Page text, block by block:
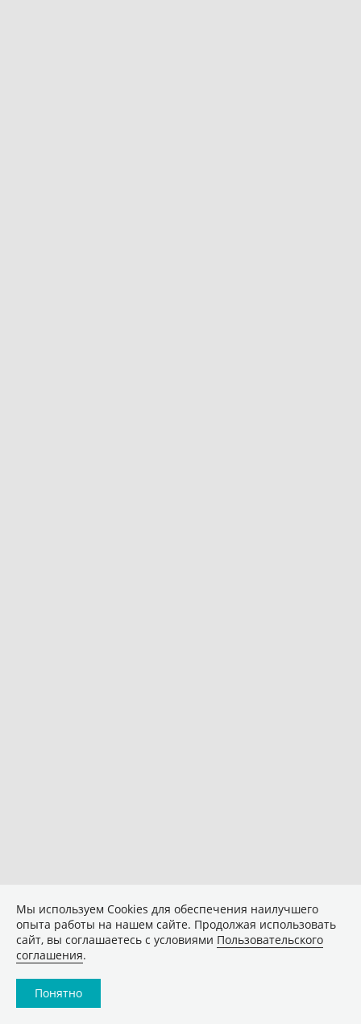
Мы используем Сookies для обеспечения наилучшего
опыта работы на нашем сайте. Продолжая использовать
сайт, вы соглашаетесь с условиями Пользовательского
соглашения.
Понятно